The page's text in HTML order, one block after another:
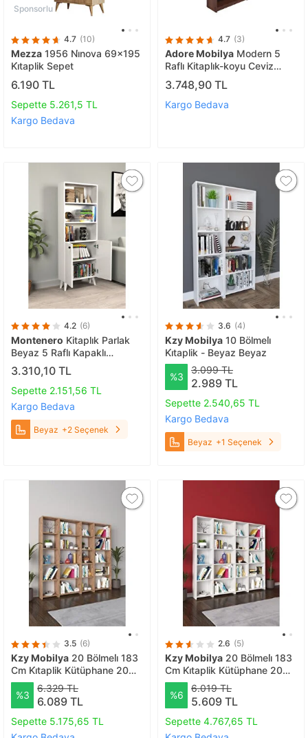
Sponsorlu
4.7 (10)
Mezza 1956 Ni̇nova 69x195
Ki̇taplik Sepet
6.190 TL
Sepette 5.261,5 TL
Kargo Bedava
4.7 (3)
Adore Mobilya Modern 5
Raflı Kitaplık-koyu Ceviz
(oslo Ceviz) 64x182x26 Cm
3.748,90 TL
Kargo Bedava
4.2 (6)
Montenero Kitaplık Parlak
Beyaz 5 Raflı Kapaklı
Modern Kitaplık Beyaz
3.310,10 TL
Sepette 2.151,56 TL
Kargo Bedava
Beyaz +2 Seçenek
3.6 (4)
Kzy Mobilya 10 Bölmeli̇
Ki̇taplik - Beyaz Beyaz
%3
3.099 TL
2.989 TL
Sepette 2.540,65 TL
Kargo Bedava
Beyaz +1 Seçenek
3.5 (6)
Kzy Mobilya 20 Bölmeli̇ 183
Cm Ki̇taplik Kütüphane 20
Rafli Atlanti̇k Çam
%3
6.329 TL
6.089 TL
Sepette 5.175,65 TL
2.6 (5)
Kzy Mobilya 20 Bölmeli̇ 183
Cm Ki̇taplik Kütüphane 20
Rafli Beyaz
%6
6.019 TL
5.609 TL
Sepette 4.767,65 TL